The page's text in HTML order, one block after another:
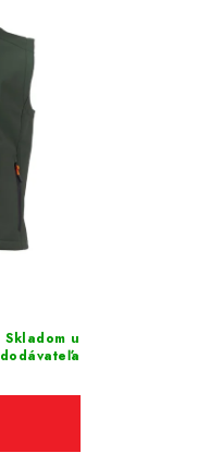
Skladom u
dodávateľa